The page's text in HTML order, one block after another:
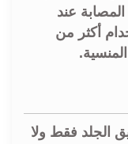
عند
أكثر من
الجلد فقط ولا